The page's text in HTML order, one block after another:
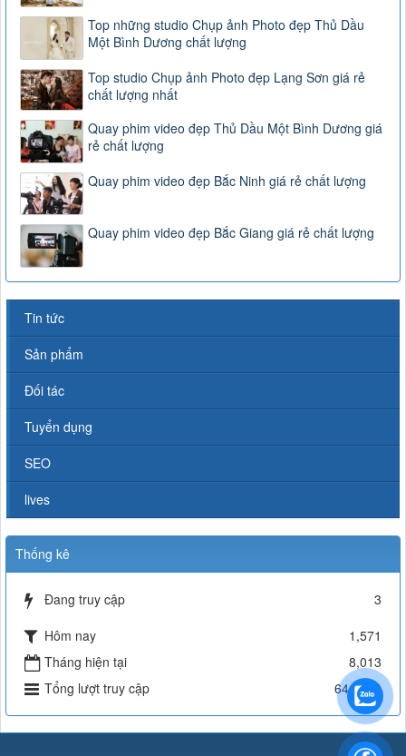
Top những studio Chụp ảnh Photo đẹp Thủ Dầu
Một Bình Dương chất lượng
Top studio Chụp ảnh Photo đẹp Lạng Sơn giá rẻ
chất lượng nhất
Quay phim video đẹp Thủ Dầu Một Bình Dương giá
rẻ chất lượng
Quay phim video đẹp Bắc Ninh giá rẻ chất lượng
Quay phim video đẹp Bắc Giang giá rẻ chất lượng
Tin tức
Sản phẩm
Đối tác
Tuyển dụng
SEO
lives
Thống kê
Đang truy cập
3
Hôm nay
1,571
Tháng hiện tại
8,013
Tổng lượt truy cập
644,844